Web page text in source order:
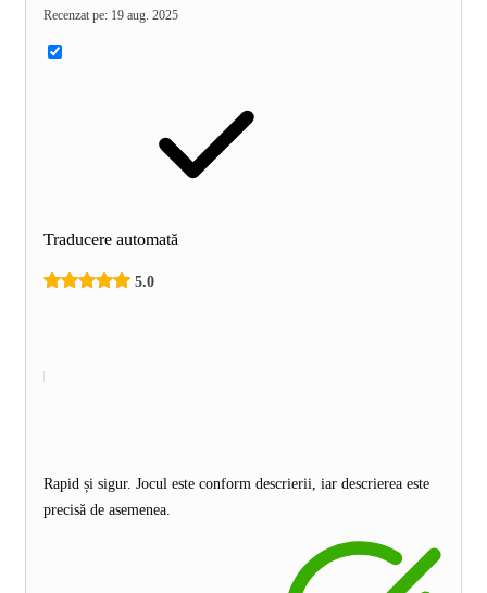
Recenzat pe: 19 aug. 2025
Traducere automată
5.0
Rapid și sigur. Jocul este conform descrierii, iar descrierea este
precisă de asemenea.